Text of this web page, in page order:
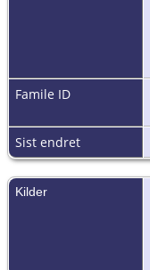
Famile ID
Sist endret
Kilder